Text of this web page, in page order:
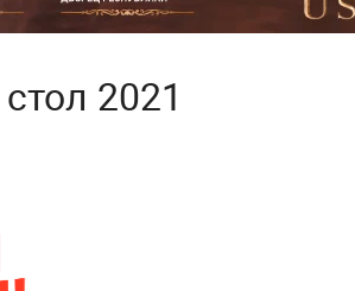
2021